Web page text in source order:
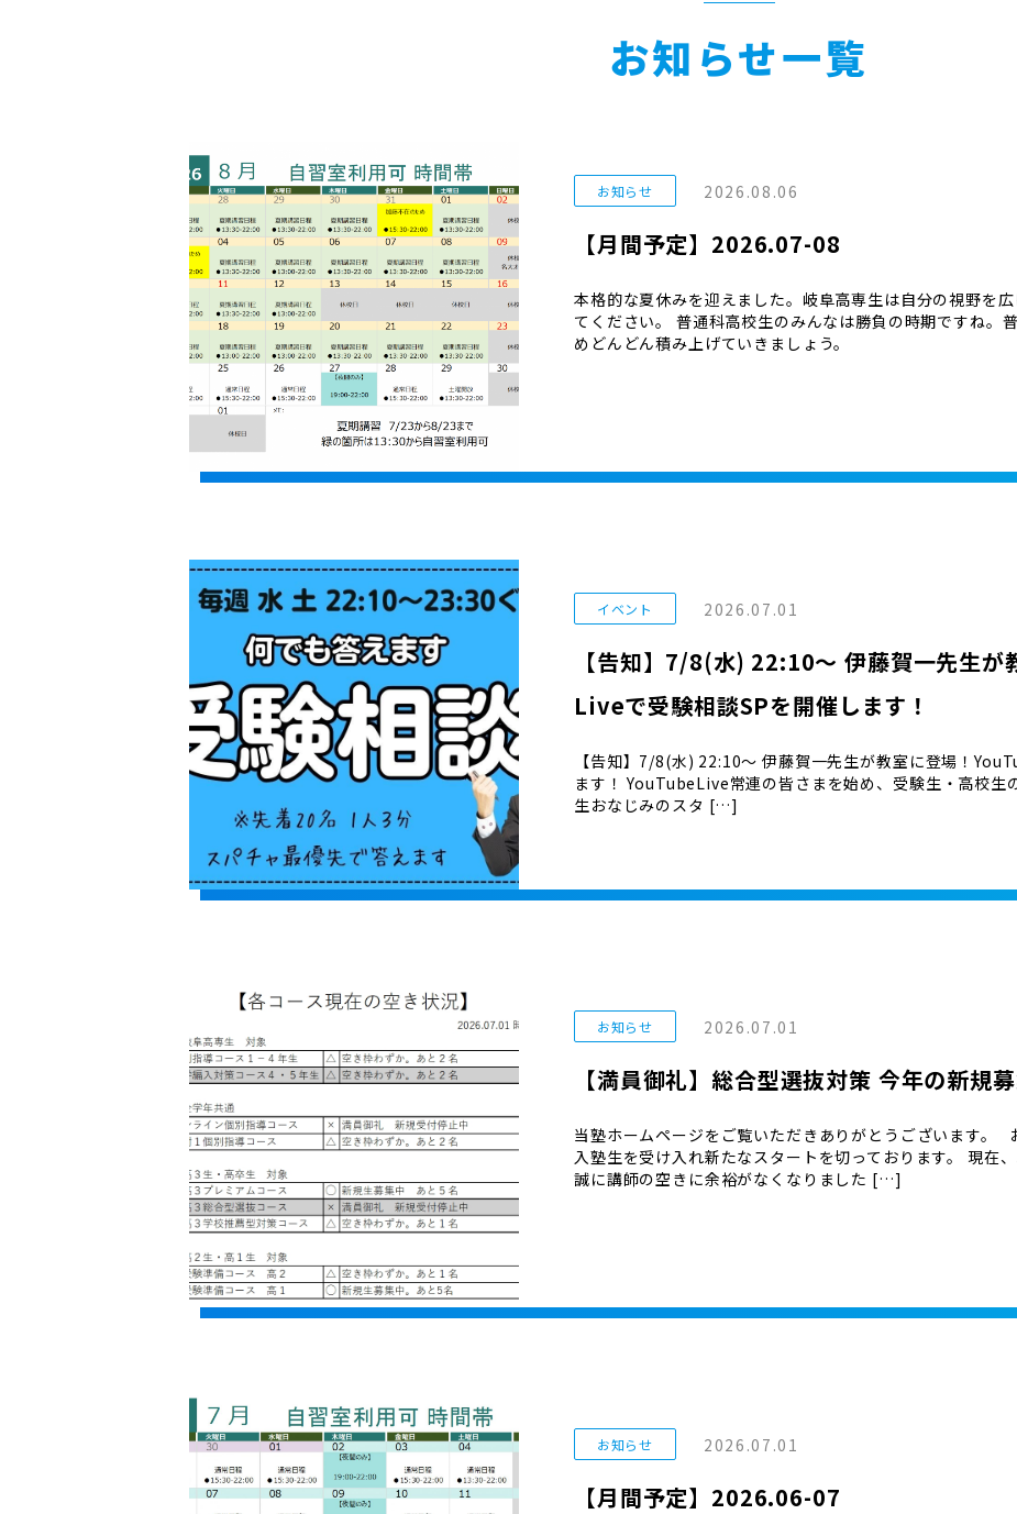
お知らせ一覧
お知らせ 2026.08.06
【月間予定】2026.07-08
本格的な夏休みを迎えました。岐阜高専生は自分の視野を
てください。 普通科高校生のみんなは勝負の時期ですね。
めどんどん積み上げていきましょう。
イベント 2026.07.01
【告知】7/8(水) 22:10〜 伊藤賀一先生
Liveで受験相談SPを開催します！
【告知】7/8(水) 22:10〜 伊藤賀一先生が教室に登場！
ます！ YouTubeLive常連の皆さまを始め、受験生・高校生
生おなじみのスタ […]
お知らせ 2026.07.01
【満員御礼】総合型選抜対策 今年の新規
当塾ホームページをご覧いただきありがとうございます。
入塾生を受け入れ新たなスタートを切っております。 現在
誠に講師の空きに余裕がなくなりました […]
お知らせ 2026.07.01
【月間予定】2026.06-07